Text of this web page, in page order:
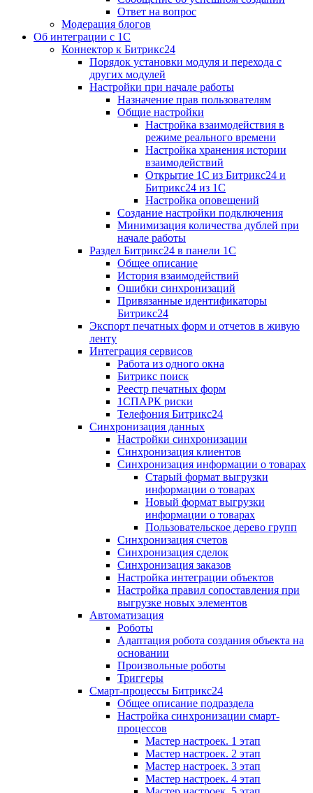
Ответ на вопрос
Модерация блогов
Об интеграции с 1С
Коннектор к Битрикс24
Порядок установки модуля и перехода с
других модулей
Настройки при начале работы
Назначение прав пользователям
Общие настройки
Настройка взаимодействия в
режиме реального времени
Настройка хранения истории
взаимодействий
Открытие 1С из Битрикс24 и
Битрикс24 из 1С
Настройка оповещений
Создание настройки подключения
Минимизация количества дублей при
начале работы
Раздел Битрикс24 в панели 1С
Общее описание
История взаимодействий
Ошибки синхронизаций
Привязанные идентификаторы
Битрикс24
Экспорт печатных форм и отчетов в живую
ленту
Интеграция сервисов
Работа из одного окна
Битрикс поиск
Реестр печатных форм
1СПАРК риски
Телефония Битрикс24
Синхронизация данных
Настройки синхронизации
Синхронизация клиентов
Синхронизация информации о товарах
Старый формат выгрузки
информации о товарах
Новый формат выгрузки
информации о товарах
Пользовательское дерево групп
Синхронизация счетов
Синхронизация сделок
Синхронизация заказов
Настройка интеграции объектов
Настройка правил сопоставления при
выгрузке новых элементов
Автоматизация
Роботы
Адаптация робота создания объекта на
основании
Произвольные роботы
Триггеры
Смарт-процессы Битрикс24
Общее описание подраздела
Настройка синхронизации смарт-
процессов
Мастер настроек. 1 этап
Мастер настроек. 2 этап
Мастер настроек. 3 этап
Мастер настроек. 4 этап